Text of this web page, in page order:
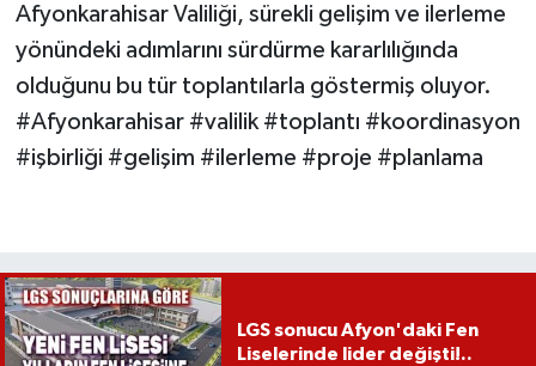
Afyonkarahisar Valiliği, sürekli gelişim ve ilerleme
yönündeki adımlarını sürdürme kararlılığında
olduğunu bu tür toplantılarla göstermiş oluyor.
#Afyonkarahisar #valilik #toplantı #koordinasyon
#işbirliği #gelişim #ilerleme #proje #planlama
LGS sonucu Afyon'daki Fen
Liselerinde lider değişti!..